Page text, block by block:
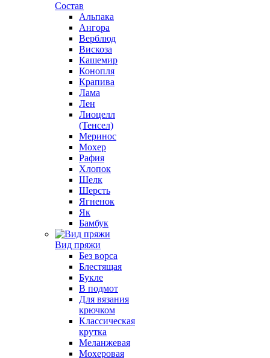
Состав
Альпака
Ангора
Верблюд
Вискоза
Кашемир
Конопля
Крапива
Лама
Лен
Лиоцелл
(Тенсел)
Меринос
Мохер
Рафия
Хлопок
Шелк
Шерсть
Ягненок
Як
Бамбук
Вид пряжи
Без ворса
Блестящая
Букле
В подмот
Для вязания
крючком
Классическая
крутка
Меланжевая
Мохеровая